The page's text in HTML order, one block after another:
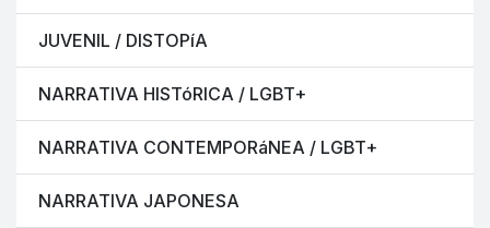
JUVENIL / DISTOPíA
NARRATIVA HISTóRICA / LGBT+
NARRATIVA CONTEMPORáNEA / LGBT+
NARRATIVA JAPONESA